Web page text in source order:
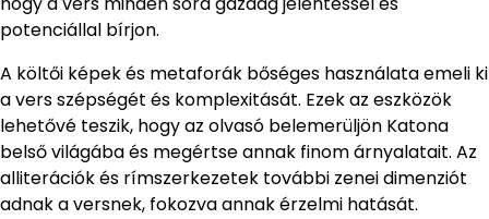
potenciállal bírjon.
A költői képek és metaforák bőséges használata emeli ki
a vers szépségét és komplexitását. Ezek az eszközök
lehetővé teszik, hogy az olvasó belemerüljön Katona
belső világába és megértse annak finom árnyalatait. Az
alliterációk és rímszerkezetek további zenei dimenziót
adnak a versnek, fokozva annak érzelmi hatását.